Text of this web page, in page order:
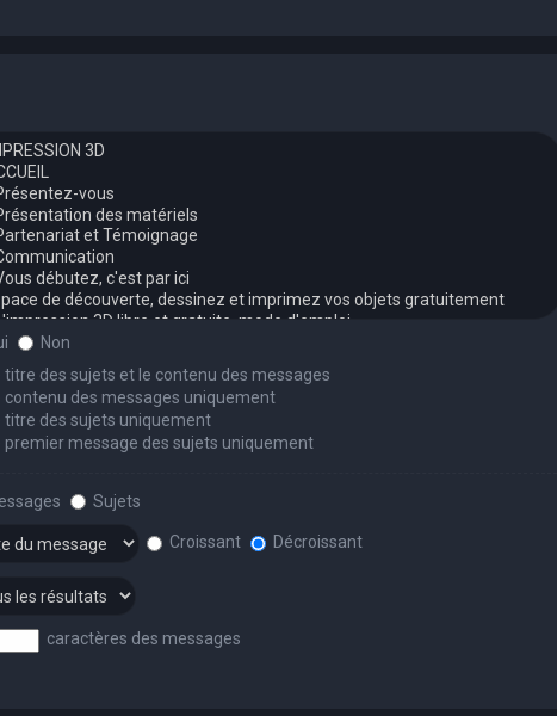
Non
titre des sujets et le contenu des messages
contenu des messages uniquement
titre des sujets uniquement
premier message des sujets uniquement
Sujets
Croissant Décroissant
caractères des messages